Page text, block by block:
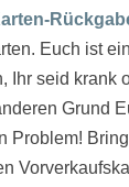
Euch ist
Ihr seid krank
Grund
Problem!